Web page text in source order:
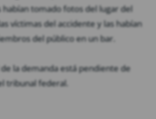
habían tomado fotos del lugar del
víctimas del accidente y las habían
del público en un bar.
la demanda está pendiente de
tribunal federal.